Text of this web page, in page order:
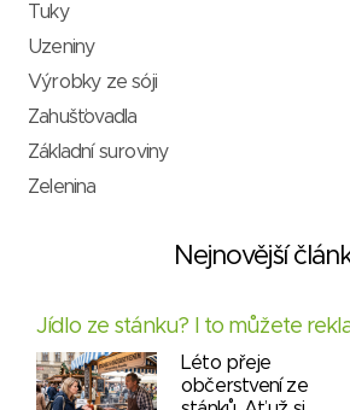
Tuky
Uzeniny
Výrobky ze sóji
Zahušťovadla
Základní suroviny
Zelenina
Nejnovější
Jídlo ze stánku? I to můžete
Léto přeje
občerstvení ze